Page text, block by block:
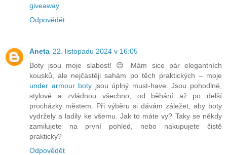
giveaway
Odpovědět
Aneta 22. listopadu 2024 v 16:05
Boty jsou moje slabost! 😊 Mám sice pár elegantních
kousků, ale nejčastěji sahám po těch praktických – moje
under armour boty jsou úplný must-have. Jsou pohodlné,
stylové a zvládnou všechno, od běhání až po delší
procházky městem. Při výběru si dávám záležet, aby boty
vydržely a ladily ke všemu. Jak to máte vy? Taky se někdy
zamilujete na první pohled, nebo nakupujete čistě
prakticky?
Odpovědět